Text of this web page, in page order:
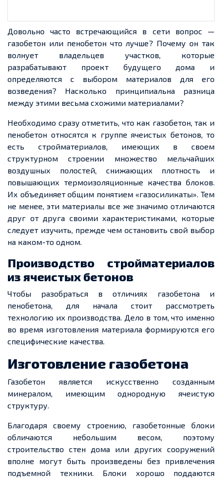
Довольно часто встречающийся в сети вопрос —
газобетон или пенобетон что лучше? Почему он так
волнует владельцев участков, которые
разрабатывают проект будущего дома и
определяются с выбором материалов для его
возведения? Насколько принципиальна разница
между этими весьма схожими материалами?
Необходимо сразу отметить, что как газобетон, так и
пенобетон относятся к группе ячеистых бетонов, то
есть стройматериалов, имеющих в своем
структурном строении множество мельчайших
воздушных
полостей, снижающих плотность и
повышающих термоизоляционные качества блоков.
Их объединяет общим понятием «газосиликаты». Тем
не менее, эти материалы все же значимо отличаются
друг от друга своими характеристиками, которые
следует изучить, прежде чем остановить свой выбор
на каком-то одном.
Производство стройматериалов
из ячеистых бетонов
Чтобы разобраться в отличиях газобетона и
пенобетона, для начала стоит рассмотреть
технологию их производства. Дело в том, что именно
во время изготовления материала формируются его
специфические качества.
Изготовление газобетона
Газобетон является искусственно созданным
минералом, имеющим однородную ячеистую
структуру.
Благодаря своему строению, газобетонные блоки
обличаются небольшим весом, поэтому
строительство стен дома или других сооружений
вполне могут быть произведены без привлечения
подъемной техники. Блоки хорошо поддаются